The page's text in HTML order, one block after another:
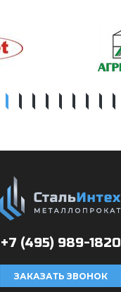
+7 (495)989-1820
ЗАКАЗАТЬ ЗВОНОК